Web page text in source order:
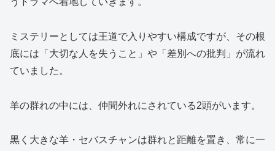
ミステリーとしては王道で入りやすい構成ですが、その根
底には「大切な人を失うこと」や「差別への批判」が流れ
ていました。
羊の群れの中には、仲間外れにされている2頭がいます。
黒く大きな羊・セバスチャンは群れと距離を置き、常に一